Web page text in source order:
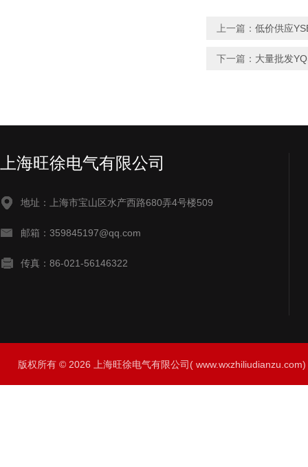
上一篇： 低价供应
下一篇： 大量批发
上海旺徐电气有限公司
地址：上海市宝山区水产西路680弄4号楼509
邮箱：359845197@qq.com
传真：86-021-56146322
版权所有 © 2026 上海旺徐电气有限公司(